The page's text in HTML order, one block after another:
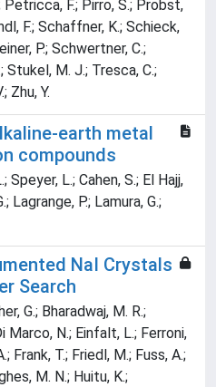
Petricca, F.; Pirro, S.; Probst,
F.; Schaffner, K.; Schieck,
P.; Schwertner, C.;
Stukel, M. J.; Tresca, C.;
Zhu, Y.
earth metal
compounds
Speyer, L.; Cahen, S.; El Hajj,
Lagrange, P.; Lamura, G.;
NaI Crystals
Search
G.; Bharadwaj, M. R.;
Marco, N.; Einfalt, L.; Ferroni,
Frank, T.; Friedl, M.; Fuss, A.;
M. N.; Huitu, K.;